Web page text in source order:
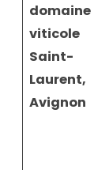
domaine
viticole
Saint-
Laurent,
Avignon